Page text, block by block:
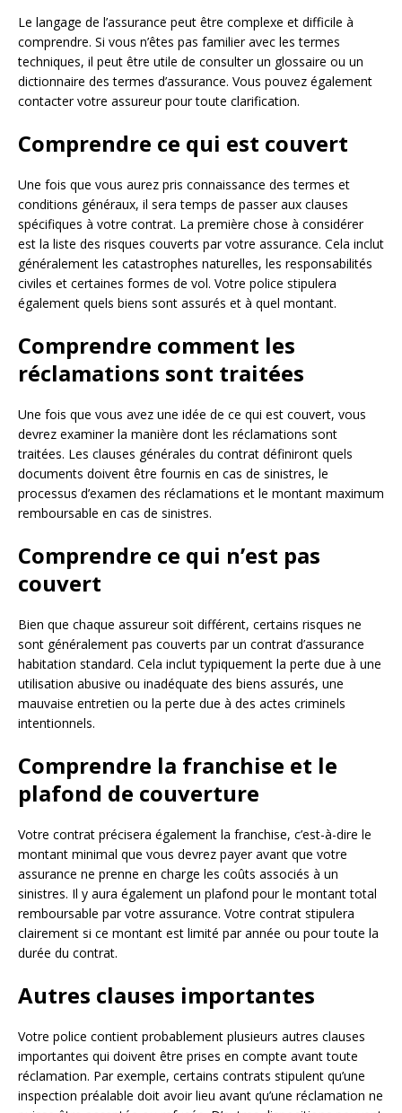
Le langage de l’assurance peut être complexe et difficile à
comprendre. Si vous n’êtes pas familier avec les termes
techniques, il peut être utile de consulter un glossaire ou un
dictionnaire des termes d’assurance. Vous pouvez également
contacter votre assureur pour toute clarification.
Comprendre ce qui est couvert
Une fois que vous aurez pris connaissance des termes et
conditions généraux, il sera temps de passer aux clauses
spécifiques à votre contrat. La première chose à considérer
est la liste des risques couverts par votre assurance. Cela inclut
généralement les catastrophes naturelles, les responsabilités
civiles et certaines formes de vol. Votre police stipulera
également quels biens sont assurés et à quel montant.
Comprendre comment les
réclamations sont traitées
Une fois que vous avez une idée de ce qui est couvert, vous
devrez examiner la manière dont les réclamations sont
traitées. Les clauses générales du contrat définiront quels
documents doivent être fournis en cas de sinistres, le
processus d’examen des réclamations et le montant maximum
remboursable en cas de sinistres.
Comprendre ce qui n’est pas
couvert
Bien que chaque assureur soit différent, certains risques ne
sont généralement pas couverts par un contrat d’assurance
habitation standard. Cela inclut typiquement la perte due à une
utilisation abusive ou inadéquate des biens assurés, une
mauvaise entretien ou la perte due à des actes criminels
intentionnels.
Comprendre la franchise et le
plafond de couverture
Votre contrat précisera également la franchise, c’est-à-dire le
montant minimal que vous devrez payer avant que votre
assurance ne prenne en charge les coûts associés à un
sinistres. Il y aura également un plafond pour le montant total
remboursable par votre assurance. Votre contrat stipulera
clairement si ce montant est limité par année ou pour toute la
durée du contrat.
Autres clauses importantes
Votre police contient probablement plusieurs autres clauses
importantes qui doivent être prises en compte avant toute
réclamation. Par exemple, certains contrats stipulent qu’une
inspection préalable doit avoir lieu avant qu’une réclamation ne